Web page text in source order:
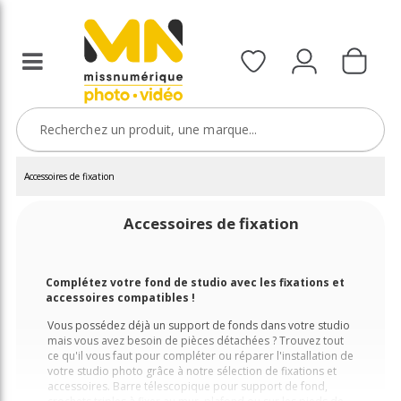
Accessoires de fixation
Accessoires de fixation
Complétez votre fond de studio avec les fixations et
accessoires compatibles !
Vous possédez déjà un support de fonds dans votre studio
mais vous avez besoin de pièces détachées ? Trouvez tout
ce qu'il vous faut pour compléter ou réparer l'installation de
votre studio photo grâce à notre sélection de fixations et
accessoires. Barre télescopique pour support de fond,